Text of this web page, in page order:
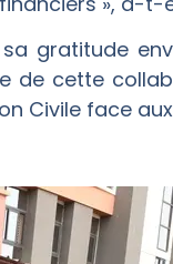
gratitude
de cette
Civile face